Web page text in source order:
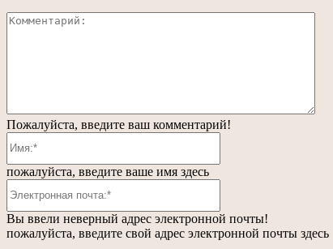
Пожалуйста, введите ваш комментарий!
пожалуйста, введите ваше имя здесь
Вы ввели неверный адрес электронной почты!
пожалуйста, введите свой адрес электронной почты здесь